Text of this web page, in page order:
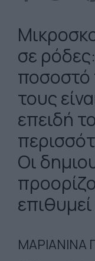
σε
ποσοστό
τους
επειδή
Οι
ΜΑΡΙΑΝΙΝΑ